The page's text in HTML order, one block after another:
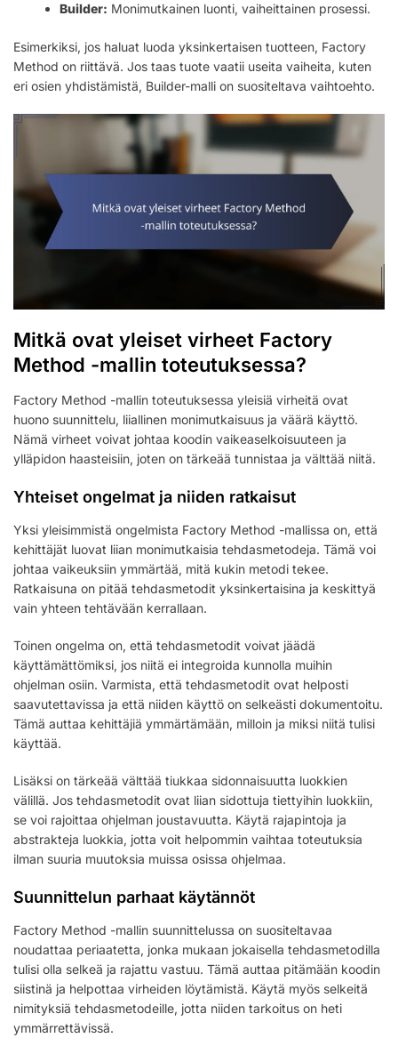
Builder: Monimutkainen luonti, vaiheittainen prosessi.
Esimerkiksi, jos haluat luoda yksinkertaisen tuotteen, Factory
Method on riittävä. Jos taas tuote vaatii useita vaiheita, kuten
eri osien yhdistämistä, Builder-malli on suositeltava vaihtoehto.
Mitkä ovat yleiset virheet Factory
Method -mallin toteutuksessa?
Factory Method -mallin toteutuksessa yleisiä virheitä ovat
huono suunnittelu, liiallinen monimutkaisuus ja väärä käyttö.
Nämä virheet voivat johtaa koodin vaikeaselkoisuuteen ja
ylläpidon haasteisiin, joten on tärkeää tunnistaa ja välttää niitä.
Yhteiset ongelmat ja niiden ratkaisut
Yksi yleisimmistä ongelmista Factory Method -mallissa on, että
kehittäjät luovat liian monimutkaisia tehdasmetodeja. Tämä voi
johtaa vaikeuksiin ymmärtää, mitä kukin metodi tekee.
Ratkaisuna on pitää tehdasmetodit yksinkertaisina ja keskittyä
vain yhteen tehtävään kerrallaan.
Toinen ongelma on, että tehdasmetodit voivat jäädä
käyttämättömiksi, jos niitä ei integroida kunnolla muihin
ohjelman osiin. Varmista, että tehdasmetodit ovat helposti
saavutettavissa ja että niiden käyttö on selkeästi dokumentoitu.
Tämä auttaa kehittäjiä ymmärtämään, milloin ja miksi niitä tulisi
käyttää.
Lisäksi on tärkeää välttää tiukkaa sidonnaisuutta luokkien
välillä. Jos tehdasmetodit ovat liian sidottuja tiettyihin luokkiin,
se voi rajoittaa ohjelman joustavuutta. Käytä rajapintoja ja
abstrakteja luokkia, jotta voit helpommin vaihtaa toteutuksia
ilman suuria muutoksia muissa osissa ohjelmaa.
Suunnittelun parhaat käytännöt
Factory Method -mallin suunnittelussa on suositeltavaa
noudattaa periaatetta, jonka mukaan jokaisella tehdasmetodilla
tulisi olla selkeä ja rajattu vastuu. Tämä auttaa pitämään koodin
siistinä ja helpottaa virheiden löytämistä. Käytä myös selkeitä
nimityksiä tehdasmetodeille, jotta niiden tarkoitus on heti
ymmärrettävissä.